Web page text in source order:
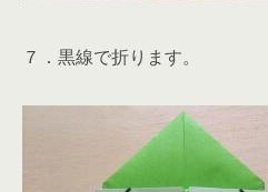
７．黒線で折ります。